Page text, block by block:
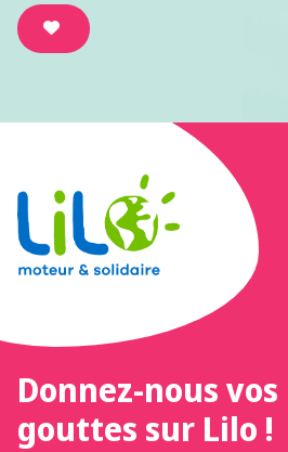
Donnez-nous vos
gouttes sur Lilo !